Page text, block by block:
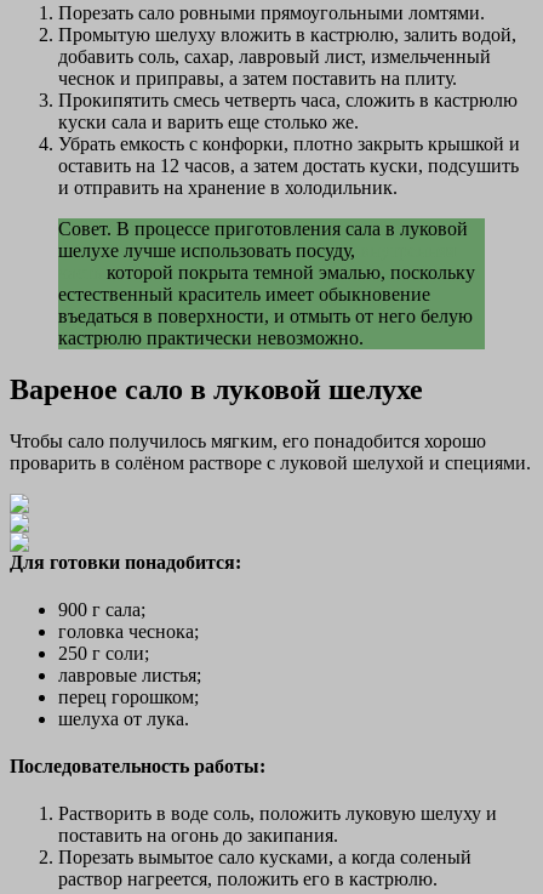
Порезать сало ровными прямоугольными ломтями.
Промытую шелуху вложить в кастрюлю, залить водой,
добавить соль, сахар, лавровый лист, измельченный
чеснок и приправы, а затем поставить на плиту.
Прокипятить смесь четверть часа, сложить в кастрюлю
куски сала и варить еще столько же.
Убрать емкость с конфорки, плотно закрыть крышкой и
оставить на 12 часов, а затем достать куски, подсушить
и отправить на хранение в холодильник.
Совет. В процессе приготовления сала в луковой
шелухе лучше использовать посуду,
которой покрыта темной эмалью, поскольку
естественный краситель имеет обыкновение
въедаться в поверхности, и отмыть от него белую
кастрюлю практически невозможно.
Вареное сало в луковой шелухе
Чтобы сало получилось мягким, его понадобится хорошо
проварить в солёном растворе с луковой шелухой и специями.
Для готовки понадобится:
900 г сала;
головка чеснока;
250 г соли;
лавровые листья;
перец горошком;
шелуха от лука.
Последовательность работы:
Растворить в воде соль, положить луковую шелуху и
поставить на огонь до закипания.
Порезать вымытое сало кусками, а когда соленый
раствор нагреется, положить его в кастрюлю.